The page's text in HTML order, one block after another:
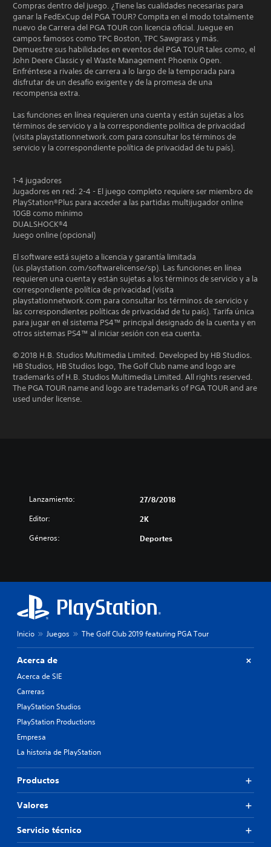
Compras dentro del juego. ¿Tiene las cualidades necesarias para
ganar la FedExCup del PGA TOUR? Compita en el modo totalmente
nuevo de Carrera del PGA TOUR con licencia oficial. Juegue en
campos famosos como TPC Boston, TPC Sawgrass y más.
Demuestre sus habilidades en eventos del PGA TOUR tales como, el
John Deere Classic y el Waste Management Phoenix Open.
Enfréntese a rivales de carrera a lo largo de la temporada para
disfrutar de un desafío exigente y de la promesa de una
recompensa extra.
Las funciones en línea requieren una cuenta y están sujetas a los
términos de servicio y a la correspondiente política de privacidad
(visita playstationnetwork.com para consultar los términos de
servicio y la correspondiente política de privacidad de tu país).
1-4 jugadores
Jugadores en red: 2-4 - El juego completo requiere ser miembro de
PlayStation®Plus para acceder a las partidas multijugador online
10GB como mínimo
DUALSHOCK®4
Juego online (opcional)
El software está sujeto a licencia y garantía limitada
(us.playstation.com/softwarelicense/sp). Las funciones en línea
requieren una cuenta y están sujetas a los términos de servicio y a la
correspondiente política de privacidad (visita
playstationnetwork.com para consultar los términos de servicio y
las correspondientes políticas de privacidad de tu país). Tarifa única
para jugar en el sistema PS4™ principal designado de la cuenta y en
otros sistemas PS4™ al iniciar sesión con esa cuenta.
© 2018 H.B. Studios Multimedia Limited. Developed by HB Studios.
HB Studios, HB Studios logo, The Golf Club name and logo are
trademarks of H.B. Studios Multimedia Limited. All rights reserved.
The PGA TOUR name and logo are trademarks of PGA TOUR and are
used under license.
Lanzamiento: 27/8/2018
Editor: 2K
Géneros: Deportes
Inicio Juegos The Golf Club 2019 featuring PGA Tour
Acerca de
Acerca de SIE
Carreras
PlayStation Studios
PlayStation Productions
Empresa
La historia de PlayStation
Productos
Valores
Servicio técnico